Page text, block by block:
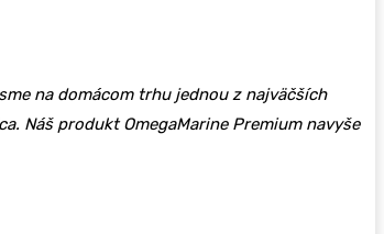
na domácom trhu jednou z najväčších
Náš produkt OmegaMarine Premium navyše